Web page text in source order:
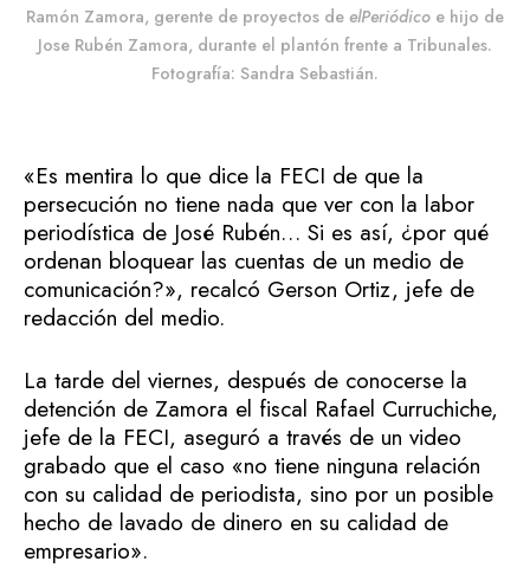
Ramón Zamora, gerente de proyectos de elPeriódico e hijo de
Jose Rubén Zamora, durante el plantón frente a Tribunales.
Fotografía: Sandra Sebastián.
«Es mentira lo que dice la FECI de que la
persecución no tiene nada que ver con la labor
periodística de José Rubén… Si es así, ¿por qué
ordenan bloquear las cuentas de un medio de
comunicación?», recalcó Gerson Ortiz, jefe de
redacción del medio.
La tarde del viernes, después de conocerse la
detención de Zamora el fiscal Rafael Curruchiche,
jefe de la FECI, aseguró a través de un video
grabado que el caso «no tiene ninguna relación
con su calidad de periodista, sino por un posible
hecho de lavado de dinero en su calidad de
empresario».